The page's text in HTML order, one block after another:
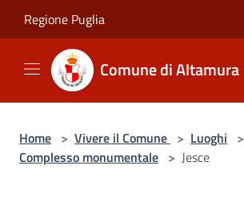
Regione Puglia
Comune di Altamura
Home > Vivere il Comune > Luoghi >
Complesso monumentale > Jesce